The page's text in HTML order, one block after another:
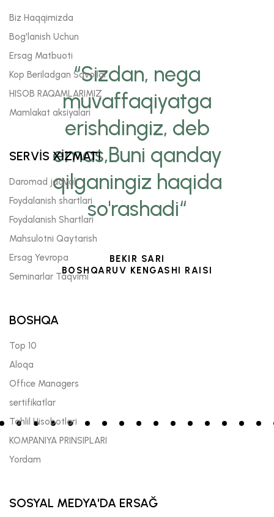
“Sizdan, nega
muvaffaqiyatga
erishdingiz, deb
emas,Buni qanday
qilganingiz haqida
so'rashadi“
BEKIR SARI
BOSHQARUV KENGASHI RAISI
Biz Haqqimizda
Bog'lanish Uchun
Ersag Matbuoti
Kop Beriladgan Savollar
HISOB RAQAMLARIMIZ
Mamlakat aksiyalari
SERVİS XİZMATİ
Daromad jadvali
Foydalanish shartlari
Foydalanish Shartlari
Mahsulotni Qaytarish
Ersag Yevropa
Seminarlar Taqvimi
BOSHQA
Top 10
Aloqa
Offıce Managers
sertifikatlar
Tahlil Hisobotlari
KOMPANIYA PRINSIPLARI
Yordam
SOSYAL MEDYA'DA ERSAĞ